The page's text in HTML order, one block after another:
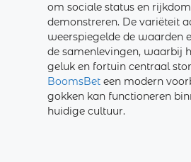
om sociale status en
demonstreren. De variëteit
weerspiegelde de waarden
de samenlevingen, waarbij
geluk en fortuin centraal
BoomsBeteen modern
gokken kan functioneren
huidige cultuur.